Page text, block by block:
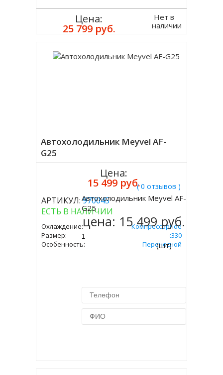
Цена:
25 799 руб.
Нет в
наличии
Автохолодильник Meyvel AF-
G25
( 0 отзывов )
АРТИКУЛ:970045
ЕСТЬ В НАЛИЧИИ
Охлаждение:
Компрессорное
Размер:
340х580х330
Особенность:
Переносной
Цена:
15 499 руб.
Купить
Автохолодильник Meyvel AF-
G25
цена: 15 499 руб.
(шт)